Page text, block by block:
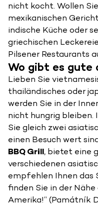
nicht kocht. Wollen
mexikanischen
indische Küche oder
griechischen
Pilsener Restaurants
Wo gibt es gute
Lieben Sie
thailändisches oder
werden Sie in der
nicht hungrig bleiben.
Sie gleich zwei
einen Besuch wert
BBQ Grill, bietet eine
verschiedenen
empfehlen Ihnen das
finden Sie in der Nähe
Amerika!“ (Památník